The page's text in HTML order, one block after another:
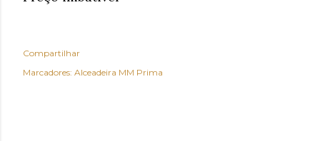
Compartilhar
Marcadores: Alceadeira MM Prima